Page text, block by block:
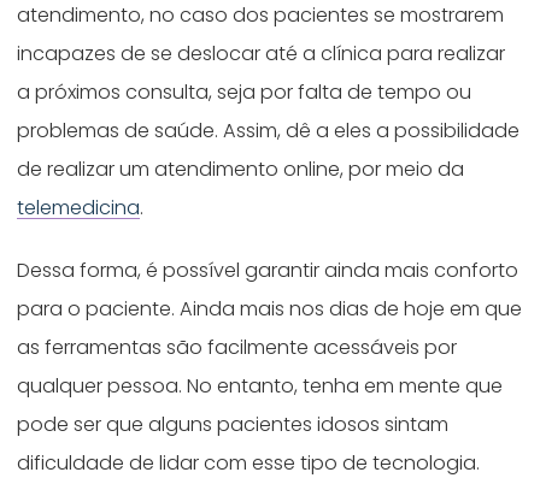
atendimento, no caso dos pacientes se mostrarem
incapazes de se deslocar até a clínica para realizar
a próximos consulta, seja por falta de tempo ou
problemas de saúde. Assim, dê a eles a possibilidade
de realizar um atendimento online, por meio da
telemedicina.
Dessa forma, é possível garantir ainda mais conforto
para o paciente. Ainda mais nos dias de hoje em que
as ferramentas são facilmente acessáveis por
qualquer pessoa. No entanto, tenha em mente que
pode ser que alguns pacientes idosos sintam
dificuldade de lidar com esse tipo de tecnologia.